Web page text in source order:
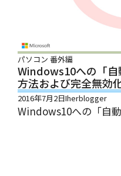
パソコン 番外編
Windows10への「自
方法および完全無効
2016年7月2日Iherblogger
Windows10への「自